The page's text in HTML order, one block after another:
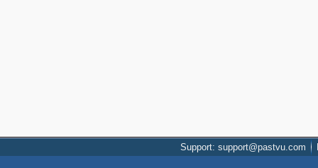
Support: support@pastvu.com